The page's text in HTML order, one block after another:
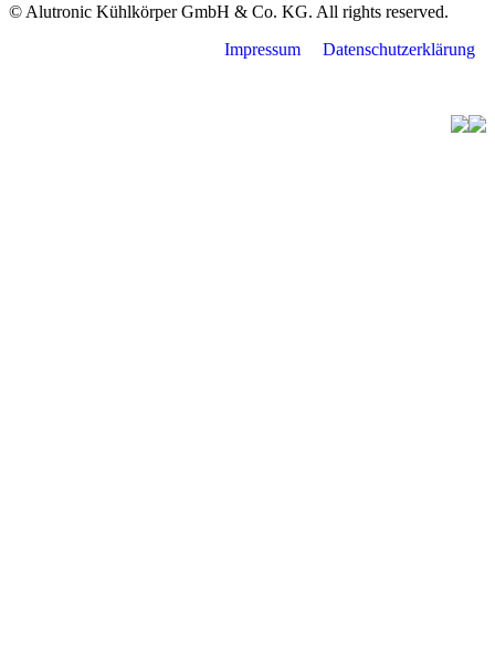
© Alutronic Kühlkörper GmbH & Co. KG. All rights reserved.
Impressum
Datenschutzerklärung